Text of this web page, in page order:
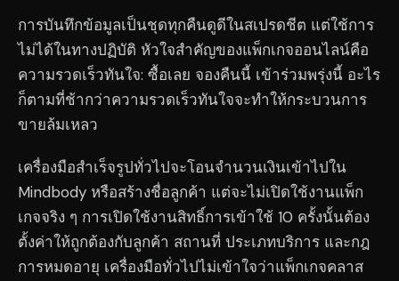
การบันทึกข้อมูลเป็นชุดทุกคืนดูดีในสเปรดชีต แต่ใช้การ
ไม่ได้ในทางปฏิบัติ หัวใจสำคัญของแพ็กเกจออนไลน์คือ
ความรวดเร็วทันใจ: ซื้อเลย จองคืนนี้ เข้าร่วมพรุ่งนี้ อะไร
ก็ตามที่ช้ากว่าความรวดเร็วทันใจจะทำให้กระบวนการ
ขายล้มเหลว
เครื่องมือสำเร็จรูปทั่วไปจะโอนจำนวนเงินเข้าไปใน
Mindbody หรือสร้างชื่อลูกค้า แต่จะไม่เปิดใช้งานแพ็ก
เกจจริง ๆ การเปิดใช้งานสิทธิ์การเข้าใช้ 10 ครั้งนั้นต้อง
ตั้งค่าให้ถูกต้องกับลูกค้า สถานที่ ประเภทบริการ และกฎ
การหมดอายุ เครื่องมือทั่วไปไม่เข้าใจว่าแพ็กเกจคลาส